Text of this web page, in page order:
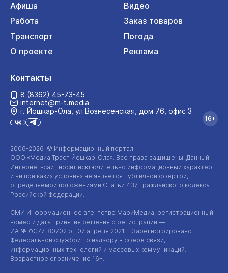
Афиша
Видео
Работа
Заказ товаров
Транспорт
Погода
О проекте
Реклама
2006-2026 © Информационный портал
ООО «Медиа Траст Йошкар-Ола». Все права защищены. Данный
Интернет-сайт носит исключительно информационный характер
и ни при каких условиях не является публичной офертой,
определяемой положениями Статьи 437 Гражданского кодекса
Российской Федерации.
СМИ Информационное агентство МариМедиа, регистрационный
номер и дата принятия решения о регистрации —
ИА № ФС77-80702 от 07 апреля 2021 г. Зарегистрировано
Федеральной службой по надзору в сфере связи,
информационных технологий и массовых коммуникаций.
Возрастное ограничение 16+.
Контакты
8 (8362) 45-73-45
internet@m-t.media
г. Йошкар‑Ола, ул Вознесенская, дом 76, офис 3
16+